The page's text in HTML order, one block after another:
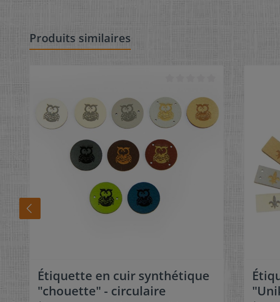
Produits similaires
Étiquette en cuir synthétique
"chouette" - circulaire